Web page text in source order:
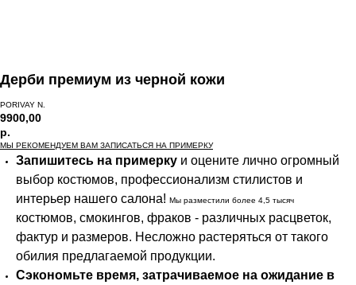
Дерби премиум из черной кожи
PORIVAY N.
9900,00
р.
МЫ РЕКОМЕНДУЕМ ВАМ ЗАПИСАТЬСЯ НА ПРИМЕРКУ
Запишитесь на примерку и оцените лично огромный
выбор костюмов, профессионализм стилистов и
интерьер нашего салона! Мы разместили более 4,5 тысяч
костюмов, смокингов, фраков - различных расцветок,
фактур и размеров. Несложно растеряться от такого
обилия предлагаемой продукции.
Сэкономьте время, затрачиваемое на ожидание в